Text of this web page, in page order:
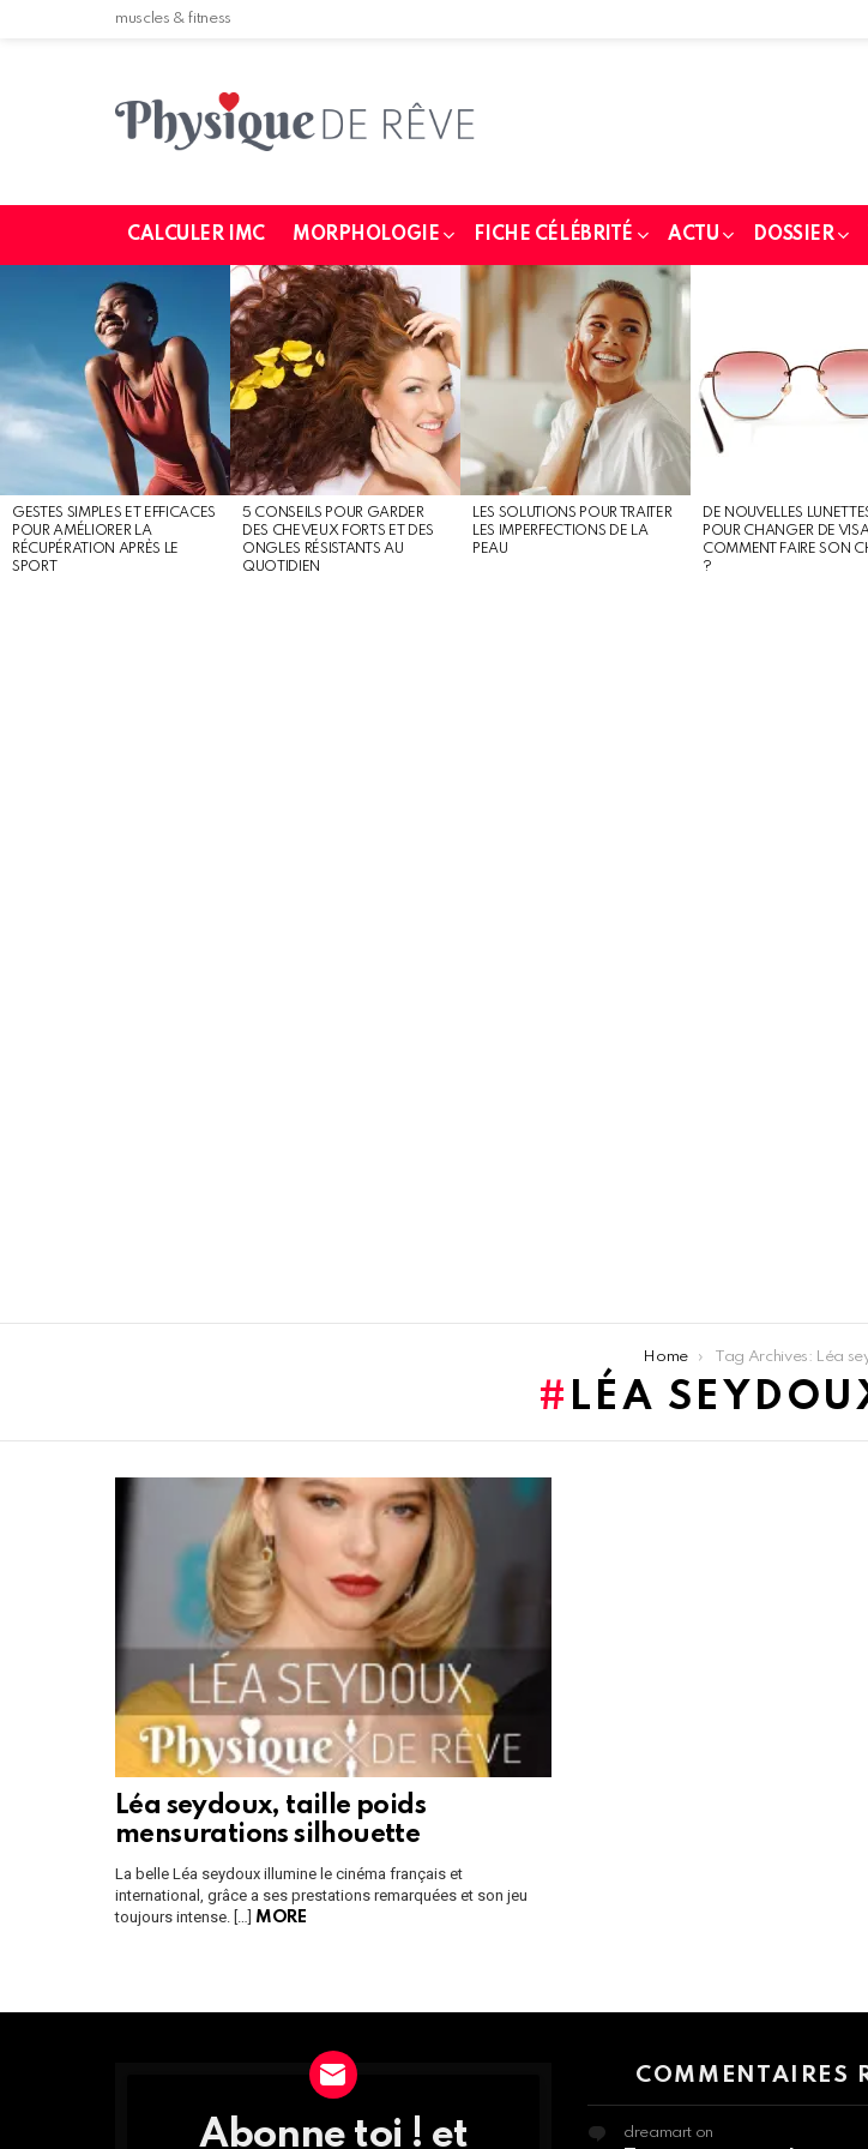
muscles & fitness
CALCULER IMC MORPHOLOGIE FICHE CÉLÉBRITÉ ACTU DOSSIER
GESTES SIMPLES ET EFFICACES
POUR AMÉLIORER LA
RÉCUPÉRATION APRÈS LE
SPORT
5 CONSEILS POUR GARDER
DES CHEVEUX FORTS ET DES
ONGLES RÉSISTANTS AU
QUOTIDIEN
LES SOLUTIONS POUR TRAITER
LES IMPERFECTIONS DE LA
PEAU
DE NOUVELLES
POUR CHANGER DE
COMMENT FAIRE SON
?
Home Tag Archives: Léa
LÉA
Léa seydoux, taille poids
mensurations silhouette
La belle Léa seydoux illumine le cinéma français et
international, grâce a ses prestations remarquées et son jeu
toujours intense. […] MORE
DÉCOUVRE
Abonne toi ! et
COMMENTAIRES
dreamart on